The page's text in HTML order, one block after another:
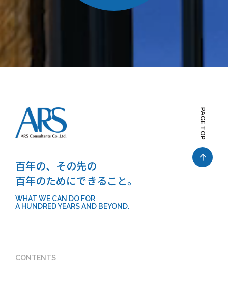
PAGE TOP
百年の、その先の
百年のためにできること。
WHAT WE CAN DO FOR
A HUNDRED YEARS AND BEYOND.
CONTENTS